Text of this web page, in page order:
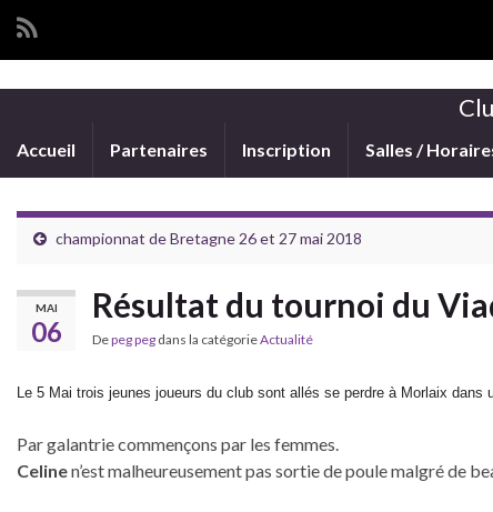
Accueil Partenaires Inscription Salles /
championnat de Bretagne 26 et 27 mai 2018
MAI
06
Résultat du tournoi du
Depeg peg dans la catégorieActualité
Le 5 Mai trois jeunes joueurs du club sont allés se perdre à Morlaix dans
Par galantrie commençons par les femmes.
Celinen’est malheureusement pas sortie de poule malgré de